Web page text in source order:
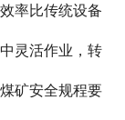
率比传统设备
灵活作业，转
矿安全规程要